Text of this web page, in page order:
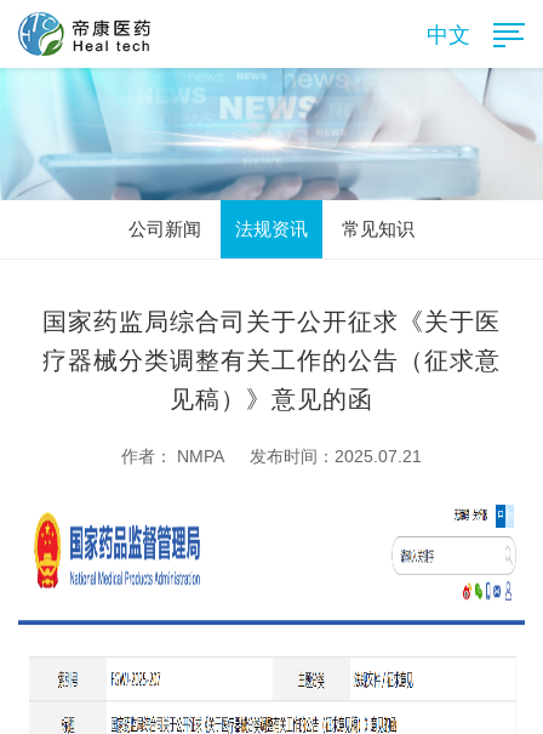
中文
公司新闻 法规资讯 常见知识
国家药监局综合司关于公开征求《关于医
疗器械分类调整有关工作的公告（征求意
见稿）》意见的函
作者： NMPA 发布时间：2025.07.21